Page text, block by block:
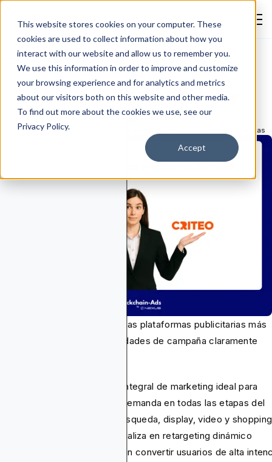
This website stores cookies on your computer. These
cookies are used to collect information about how you
interact with our website and allow us to remember you.
We use this information in order to improve and customize
your browsing experience and for analytics and metrics
about our visitors both on this website and other media.
To find out more about the cookies we use, see our
Privacy Policy.
Accept
vs Google Ads:
Casos de Uso y
Alternativas
Emmanuella Oluwafemi Revisión de plataformas y herramientas
y Google Ads son dos de las plataformas publicitarias más
pero atienden necesidades de campaña claramente
Ads ofrece un conjunto integral de marketing ideal para
que buscan captar demanda en todas las etapas del
utilizando canales de búsqueda, display, video y
contrario, Criteo se especializa en retargeting dinámico
por IA, enfocándose en convertir usuarios de alta